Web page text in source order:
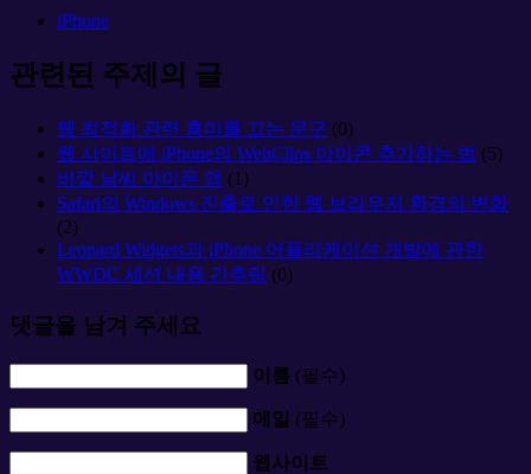
iPhone
관련된 주제의 글
웹 최적화 관련 흥미를 끄는 문구 (0)
웹 사이트에 iPhone의 WebClips 아이콘 추가하는 법 (5)
바깥 날씨 아이폰 앱 (1)
Safari의 Windows 진출로 인한 웹 브라우저 환경의 변화
(2)
Leopard Widgets과 iPhone 어플리케이션 개발에 관한
WWDC 세션 내용 간추림 (0)
댓글을 남겨 주세요
이름 (필수)
메일 (필수)
웹사이트